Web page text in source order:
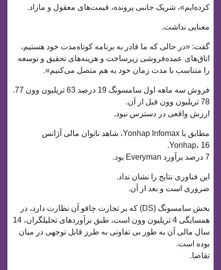
کرده‌ایم»، شریک جانبی پرونده، قیمت‌های معقول و مازاد.
معنایی نداشت.
گفت: «در حالی که ما قادر به برنامه کوتاه‌مدت خود هستیم،
اتاق‌های عمده‌فروشی زیرساخت و هزینه‌های تحقیق و توسعه
را متناسب با مدت زمان خود به هم متصل می‌کنیم».
فروش سه ماهه اول سامسونگ 19 درصد 63 تریلیون وون 77.
78 تریلیون وون قبل از آن.
ارزش واقعی در دسترس نبود.
مطابق با Yonhap Infomax، شاهد ناتوان مالی آژانس
Yonhap، 16.
7 درصد برآورد Everyman بود.
این فناوری نتایج را نشان نداد.
ضروری است و بعد از آن.
بخش سامسونگ (DS) که بر تجارت چاقو آن نظارت دارد، در
همسایگی 4 تریلیون وون است، طبق برآوردهای تحلیلگران، 14
سال مالی آن به طور بی تفاوتی به طرز قابل توجهی در میان
بوده است.
تقاضا.